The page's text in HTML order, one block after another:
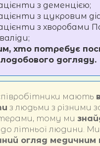
з деменцією;
з цукровим
з хворобами
хто потребує
догляду.
мають
з людьми з різними
тому ми
до літньої людини.
огляд медичним